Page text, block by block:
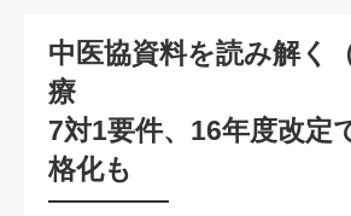
中医協資料を読み解く
療
7対1要件、16年度改定
格化も